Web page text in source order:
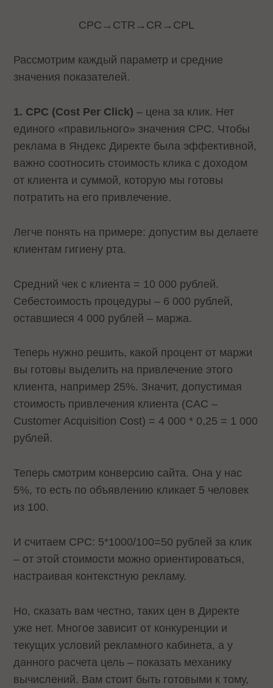
CPC→CTR→CR→CPL
Рассмотрим каждый параметр и средние
значения показателей.
1. CPC (Cost Per Click) – цена за клик. Нет
единого «правильного» значения CPC. Чтобы
реклама в Яндекс Директе была эффективной,
важно соотносить стоимость клика с доходом
от клиента и суммой, которую мы готовы
потратить на его привлечение.
Легче понять на примере: допустим вы делаете
клиентам гигиену рта.
Средний чек с клиента = 10 000 рублей.
Себестоимость процедуры – 6 000 рублей,
оставшиеся 4 000 рублей – маржа.
Теперь нужно решить, какой процент от маржи
вы готовы выделить на привлечение этого
клиента, например 25%. Значит, допустимая
стоимость привлечения клиента (CAC –
Customer Acquisition Cost) = 4 000 * 0,25 = 1 000
рублей.
Теперь смотрим конверсию сайта. Она у нас
5%, то есть по объявлению кликает 5 человек
из 100.
И считаем CPC: 5*1000/100=50 рублей за клик
– от этой стоимости можно ориентироваться,
настраивая контекстную рекламу.
Но, сказать вам честно, таких цен в Директе
уже нет. Многое зависит от конкуренции и
текущих условий рекламного кабинета, а у
данного расчета цель – показать механику
вычислений. Вам стоит быть готовыми к тому,